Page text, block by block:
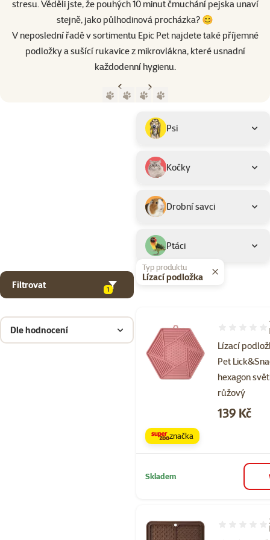
stresu. Věděli jste, že pouhých 10 minut čmuchání pejska unaví
stejně, jako půlhodinová procházka? 😊
V neposlední řadě v sortimentu Epic Pet najdete také příjemné
podložky a sušící rukavice z mikrovlákna, které usnadní
každodenní hygienu.
Předchozí stranaNásledující strana
Podkategorie
Psi
Kočky
Drobní savci
Ptáci
Filtrovat 1
Typ produktu
Lízací podložka
Dle hodnocení
Lízací
Pet
hexagon
růžový
Hodnocení
Cena
139 Kč
značka
Skladem
Hodnocení